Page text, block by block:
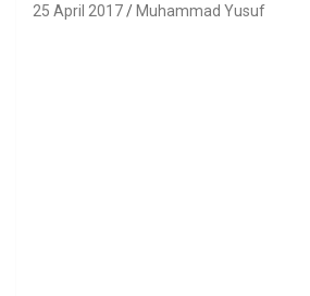
25 April 2017 Muhammad Yusuf